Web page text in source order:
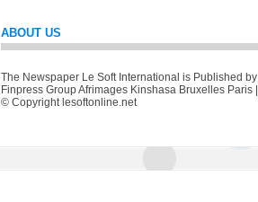
ABOUT US
The Newspaper Le Soft International is Published by
Finpress Group Afrimages Kinshasa Bruxelles Paris |
© Copyright lesoftonline.net